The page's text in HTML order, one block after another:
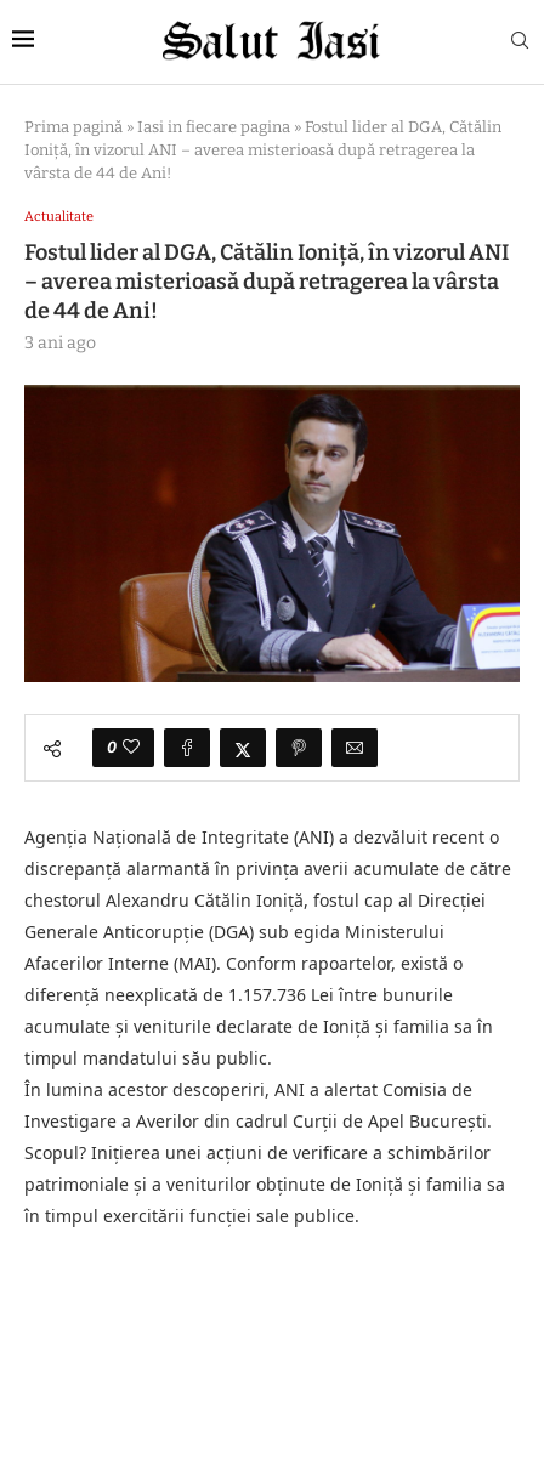
Prima pagină » Iasi in fiecare pagina » Fostul lider al DGA, Cătălin
Ioniță, în vizorul ANI – averea misterioasă după retragerea la
vârsta de 44 de Ani!
Actualitate
Fostul lider al DGA, Cătălin Ioniță, în vizorul ANI
– averea misterioasă după retragerea la vârsta
de 44 de Ani!
3 ani ago
0
Agenția Națională de Integritate (ANI) a dezvăluit recent o
discrepanță alarmantă în privința averii acumulate de către
chestorul Alexandru Cătălin Ioniță, fostul cap al Direcției
Generale Anticorupție (DGA) sub egida Ministerului
Afacerilor Interne (MAI). Conform rapoartelor, există o
diferență neexplicată de 1.157.736 Lei între bunurile
acumulate și veniturile declarate de Ioniță și familia sa în
timpul mandatului său public.
În lumina acestor descoperiri, ANI a alertat Comisia de
Investigare a Averilor din cadrul Curții de Apel București.
Scopul? Inițierea unei acțiuni de verificare a schimbărilor
patrimoniale și a veniturilor obținute de Ioniță și familia sa
în timpul exercitării funcției sale publice.